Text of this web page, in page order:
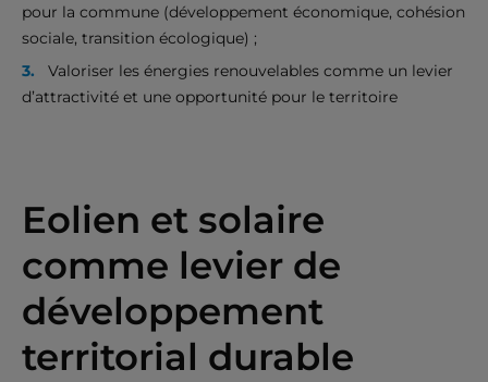
pour la commune (développement économique, cohésion
sociale, transition écologique) ;
Valoriser les énergies renouvelables comme un levier
d’attractivité et une opportunité pour le territoire
Eolien et solaire
comme levier de
développement
territorial durable